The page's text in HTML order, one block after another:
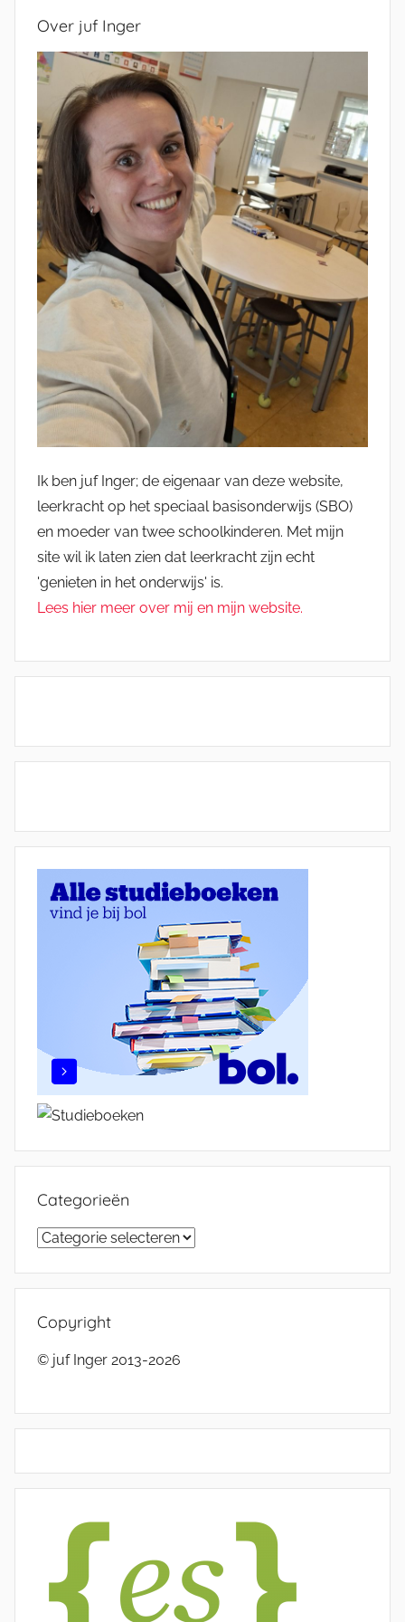
Over juf Inger
Ik ben juf Inger; de eigenaar van deze website,
leerkracht op het speciaal basisonderwijs (SBO)
en moeder van twee schoolkinderen. Met mijn
site wil ik laten zien dat leerkracht zijn echt
'genieten in het onderwijs' is.
Lees hier meer over mij en mijn website.
Categorieën
Categorieën
Copyright
© juf Inger 2013-2026